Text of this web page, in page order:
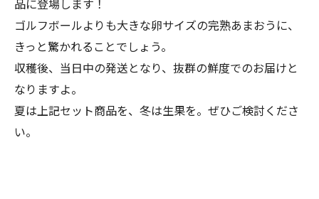
ゴルフボールよりも大きな卵サイズの完熟あまおうに、
きっと驚かれることでしょう。
収穫後、当日中の発送となり、抜群の鮮度でのお届けと
なりますよ。
夏は上記セット商品を、冬は生果を。ぜひご検討くださ
い。